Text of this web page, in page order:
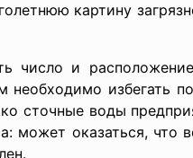
картину
число и
избегать
сточные воды
оказаться, что